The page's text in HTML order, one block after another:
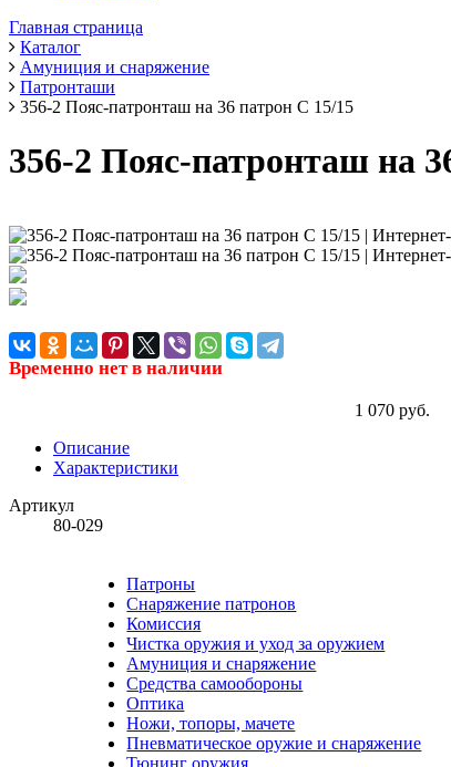
Главная страница
Каталог
Амуниция и снаряжение
Патронташи
356-2 Пояс-патронташ на 36 патрон С 15/15
356-2 Пояс-патронташ на
Временно нет в наличии
1 070 руб.
Описание
Характеристики
Артикул
80-029
Патроны
Снаряжение патронов
Комиссия
Чистка оружия и уход за оружием
Амуниция и снаряжение
Средства самообороны
Оптика
Ножи, топоры, мачете
Пневматическое оружие и снаряжение
Тюнинг оружия